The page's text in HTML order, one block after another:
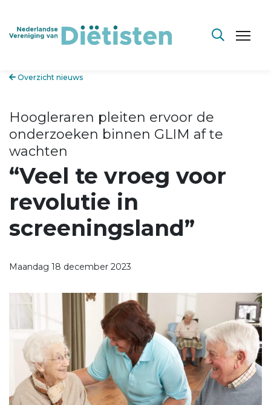
Overzicht nieuws
Hoogleraren pleiten ervoor de
onderzoeken binnen GLIM af te
wachten
“Veel te vroeg voor
revolutie in
screeningsland”
Maandag 18 december 2023